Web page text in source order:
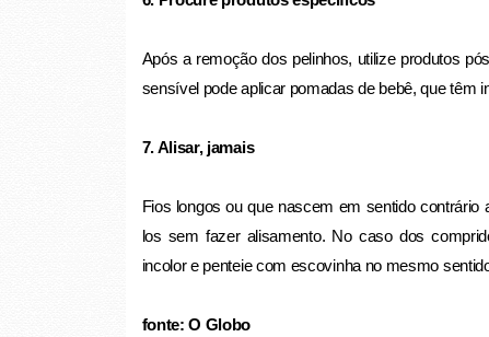
Após a remoção dos pelinhos, utilize produtos
sensível pode aplicar pomadas de bebê, que têm
7. Alisar, jamais
Fios longos ou que nascem em sentido
los sem fazer alisamento. No caso dos
incolor e penteie com escovinha no mesmo
fonte: O Globo